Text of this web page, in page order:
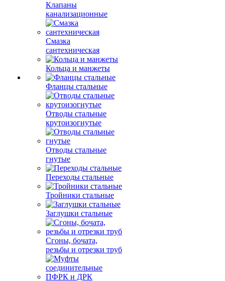
Клапаны
канализационные
Смазка
сантехническая
Кольца и манжеты
Фланцы стальные
Отводы стальные
крутоизогнутые
Отводы стальные
гнутые
Переходы стальные
Тройники стальные
Заглушки стальные
Сгоны, бочата,
резьбы и отрезки труб